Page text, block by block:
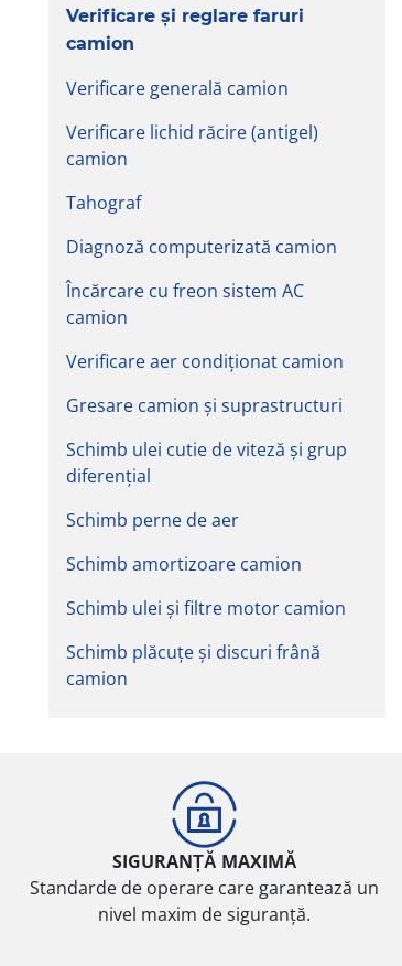
Verificare și reglare faruri
camion
Verificare generală camion
Verificare lichid răcire (antigel)
camion
Tahograf
Diagnoză computerizată camion
Încărcare cu freon sistem AC
camion
Verificare aer condiționat camion
Gresare camion și suprastructuri
Schimb ulei cutie de viteză și grup
diferențial
Schimb perne de aer
Schimb amortizoare camion
Schimb ulei și filtre motor camion
Schimb plăcuțe și discuri frână
camion
SIGURANȚĂ MAXIMĂ
Standarde de operare care garantează un
nivel maxim de siguranță.